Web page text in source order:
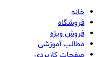
خانه
فروشگاه
فروش ویژه
مطالب آموزشی